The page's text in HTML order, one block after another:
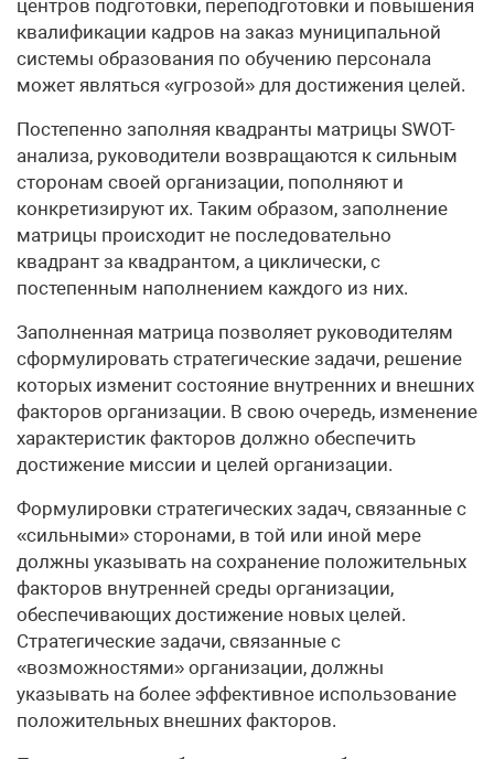
центров подготовки, переподготовки и повышения
квалификации кадров на заказ муниципальной
системы образования по обучению персонала
может являться «угрозой» для достижения целей.
Постепенно заполняя квадранты матрицы SWOT-
анализа, руководители возвращаются к сильным
сторонам своей организации, пополняют и
конкретизируют их. Таким образом, заполнение
матрицы происходит не последовательно
квадрант за квадрантом, а циклически, с
постепенным наполнением каждого из них.
Заполненная матрица позволяет руководителям
сформулировать стратегические задачи, решение
которых изменит состояние внутренних и внешних
факторов организации. В свою очередь, изменение
характеристик факторов должно обеспечить
достижение миссии и целей организации.
Формулировки стратегических задач, связанные с
«сильными» сторонами, в той или иной мере
должны указывать на сохранение положительных
факторов внутренней среды организации,
обеспечивающих достижение новых целей.
Стратегические задачи, связанные с
«возможностями» организации, должны
указывать на более эффективное использование
положительных внешних факторов.